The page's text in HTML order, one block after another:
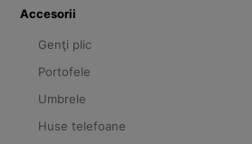
Accesorii
Genţi plic
Portofele
Umbrele
Huse telefoane